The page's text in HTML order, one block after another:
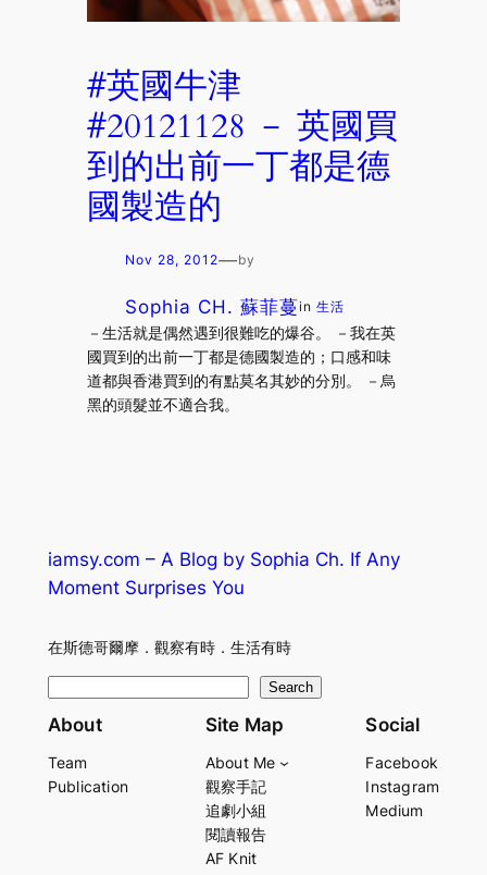
#英國牛津
#20121128 － 英國買
到的出前一丁都是德
國製造的
Nov 28, 2012—by
Sophia CH. 蘇菲蔓in生活
－生活就是偶然遇到很難吃的爆谷。 －我在英
國買到的出前一丁都是德國製造的；口感和味
道都與香港買到的有點莫名其妙的分別。 －烏
黑的頭髮並不適合我。
iamsy.com – A Blog by Sophia Ch. If Any
Moment Surprises You
在斯德哥爾摩．觀察有時．生活有時
e
r
Search
About
Team
Publication
Site Map
About Me
觀察手記
追劇小組
閱讀報告
AF Knit
Social
Facebook
Instagram
Medium